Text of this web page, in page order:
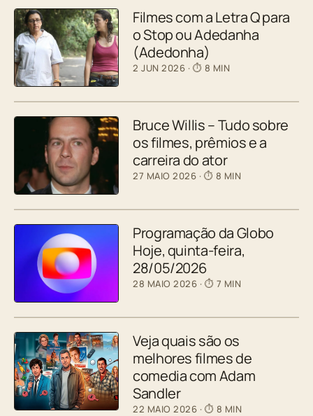
Filmes com a Letra Q para
o Stop ou Adedanha
(Adedonha)
2 JUN 2026 · ⏱ 8 MIN
Bruce Willis – Tudo sobre
os filmes, prêmios e a
carreira do ator
27 MAIO 2026 · ⏱ 8 MIN
Programação da Globo
Hoje, quinta-feira,
28/05/2026
28 MAIO 2026 · ⏱ 7 MIN
Veja quais são os
melhores filmes de
comedia com Adam
Sandler
22 MAIO 2026 · ⏱ 8 MIN